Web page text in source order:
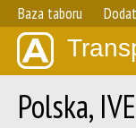
Baza taboru
Polska,